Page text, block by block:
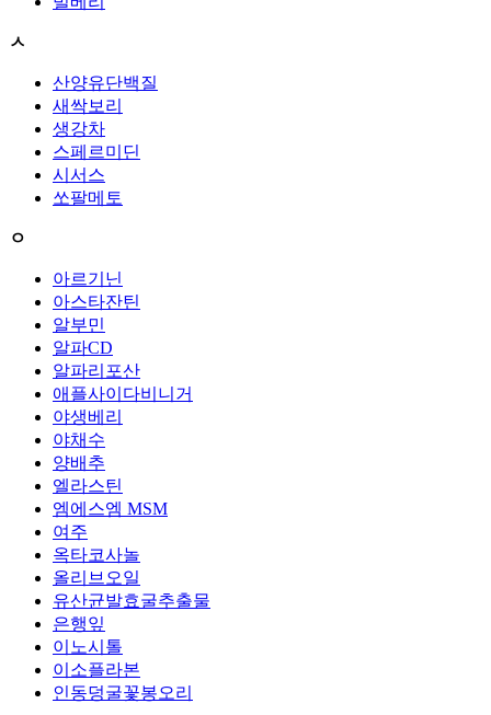
ㅅ
산양유단백질
새싹보리
생강차
스페르미딘
시서스
쏘팔메토
ㅇ
아르기닌
아스타잔틴
알부민
알파CD
알파리포산
애플사이다비니거
야생베리
야채수
양배추
엘라스틴
엠에스엠 MSM
여주
옥타코사놀
올리브오일
유산균발효굴추출물
은행잎
이노시톨
이소플라본
인동덩굴꽃봉오리